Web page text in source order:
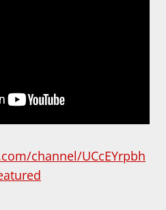
channel/UCcEYrpbh